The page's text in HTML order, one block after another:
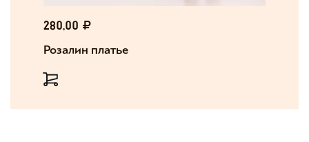
280,00
Розалин платье